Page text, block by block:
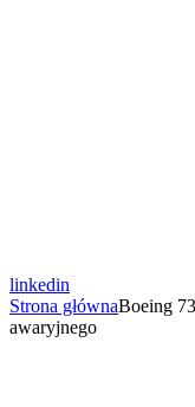
linkedin
Strona głównaBoeing
awaryjnego